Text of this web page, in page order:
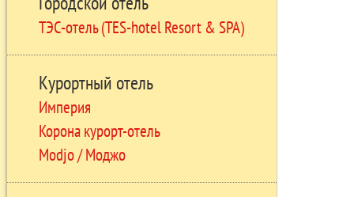
ТЭС-отель (TES-hotel Resort & SPA)
Курортный отель
Империя
Корона курорт-отель
Modjo / Моджо